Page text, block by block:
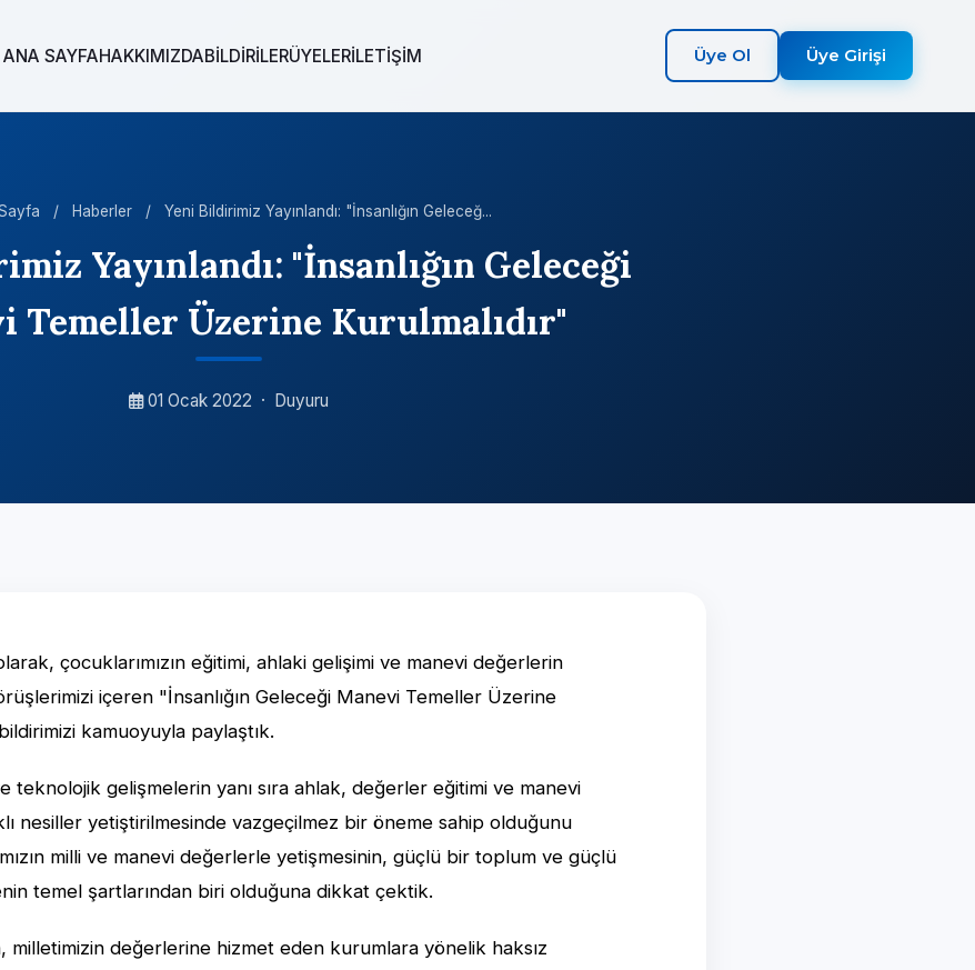
ANA SAYFAHAKKIMIZDABİLDİRİLERÜYELERİLETİŞİM Üye Ol Üye Girişi
/ Haberler / Yeni Bildirimiz Yayınlandı: "İnsanlığın Geleceğ...
Yayınlandı: "İnsanlığın Geleceği
Temeller Üzerine Kurulmalıdır"
01 Ocak 2022 · Duyuru
çocuklarımızın eğitimi, ahlaki gelişimi ve manevi değerlerin
içeren "İnsanlığın Geleceği Manevi Temeller Üzerine
kamuoyuyla paylaştık.
teknolojik gelişmelerin yanı sıra ahlak, değerler eğitimi ve manevi
nesiller yetiştirilmesinde vazgeçilmez bir öneme sahip olduğunu
milli ve manevi değerlerle yetişmesinin, güçlü bir toplum ve güçlü
temel şartlarından biri olduğuna dikkat çektik.
milletimizin değerlerine hizmet eden kurumlara yönelik haksız